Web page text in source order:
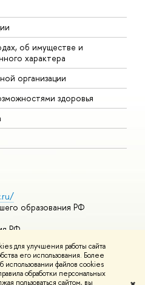
для улучшения работы сайта
его использования. Более
файлов cookies
обработки персональных
пользоваться сайтом, вы
об имуществе и
характера
организации
здоровья
образования РФ
РФ
курсы